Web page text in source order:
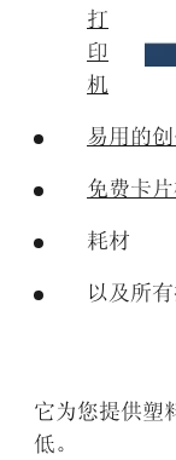
打
印
机
易用的
免费卡
耗材
以及所
它为您提供塑
低。